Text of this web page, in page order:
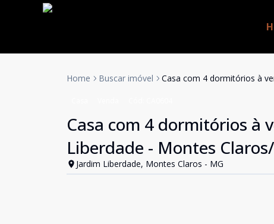
Home Buscar imóvel Casa com 4 dormitórios à
Casa com 4 dormitórios à
Liberdade - Montes
Jardim Liberdade, Montes Claros - MG